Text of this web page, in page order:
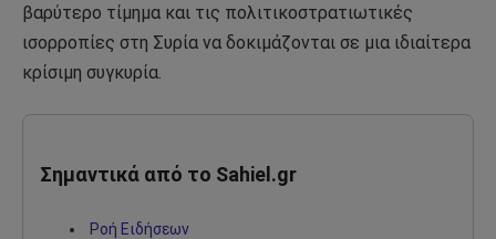
βαρύτερο τίμημα και τις πολιτικοστρατιωτικές
ισορροπίες στη Συρία να δοκιμάζονται σε μια ιδιαίτερα
κρίσιμη συγκυρία.
Σημαντικά από το Sahiel.gr
Ροή Ειδήσεων